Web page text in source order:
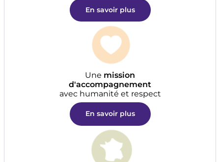
En savoir plus
Une mission
d'accompagnement
avec humanité et respect
En savoir plus